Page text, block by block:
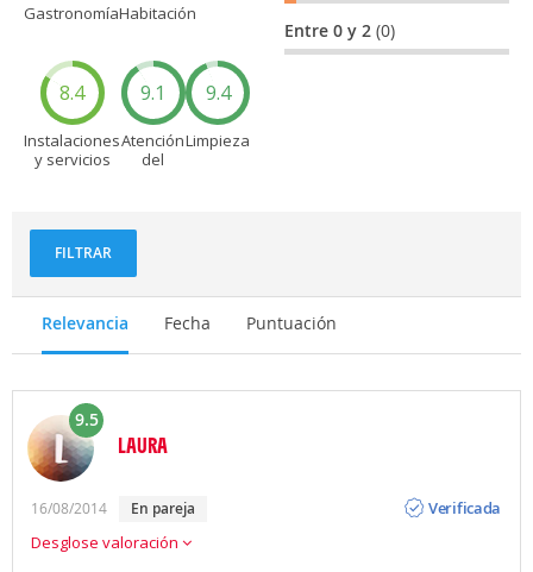
GastronomíaHabitación
8.4
Instalaciones
y servicios
9.1
Atención
del
9.4
Limpieza
Entre 0 y 2(0)
FILTRAR
Relevancia Fecha Puntuación
9.5
LAURA
16/08/2014 en pareja
Verificada
Desglose valoración